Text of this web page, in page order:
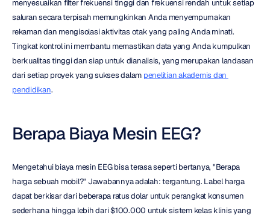
menyesuaikan filter frekuensi tinggi dan frekuensi rendah untuk setiap
saluran secara terpisah memungkinkan Anda menyempurnakan
rekaman dan mengisolasi aktivitas otak yang paling Anda minati.
Tingkat kontrol ini membantu memastikan data yang Anda kumpulkan
berkualitas tinggi dan siap untuk dianalisis, yang merupakan landasan
dari setiap proyek yang sukses dalam penelitian akademis dan
pendidikan.
Berapa Biaya Mesin EEG?
Mengetahui biaya mesin EEG bisa terasa seperti bertanya, "Berapa
harga sebuah mobil?" Jawabannya adalah: tergantung. Label harga
dapat berkisar dari beberapa ratus dolar untuk perangkat konsumen
sederhana hingga lebih dari $100.000 untuk sistem kelas klinis yang